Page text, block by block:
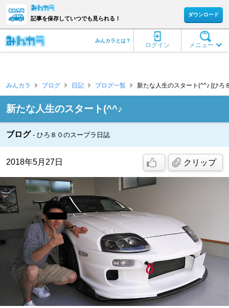
記事を保存していつでも見られる！
ダウンロード
メニュー
ログイン
みんカラとは？
みんカラ ブログ 日記 ブログ一覧 新たな人生のスタート(^^♪ [ひろ
新たな人生のスタート(^^♪
ブログ ひろ８０のスープラ日誌
2018年5月27日 クリップ